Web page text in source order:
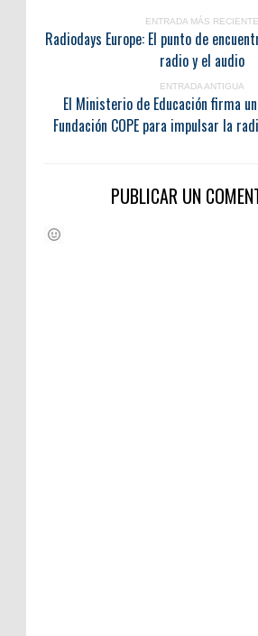
ENTRADA MÁS RECIENTE
Radiodays Europe: El punto de
radio y el audio
ENTRADA ANTIGUA
El Ministerio de Educación firma
Fundación COPE para impulsar la
PUBLICAR UN